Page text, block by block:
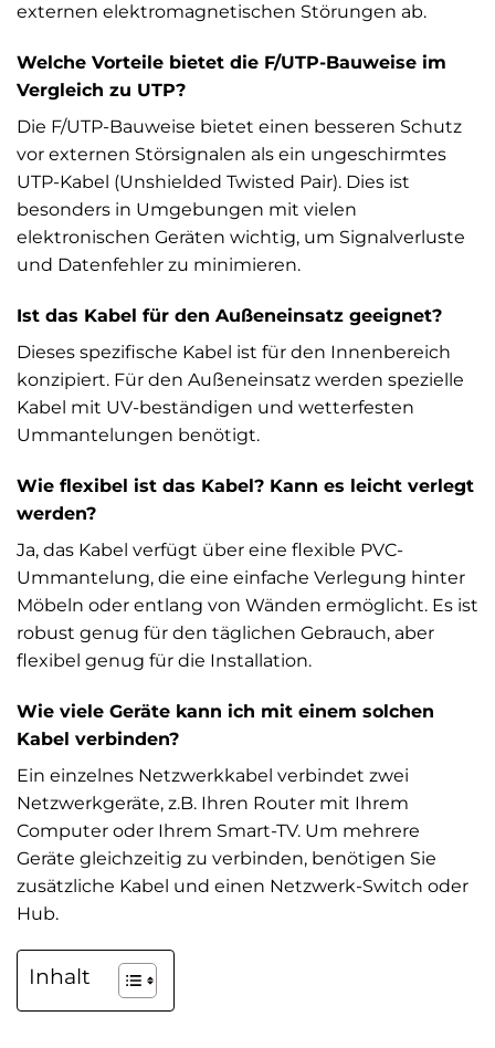
externen elektromagnetischen Störungen ab.
Welche Vorteile bietet die F/UTP-Bauweise im
Vergleich zu UTP?
Die F/UTP-Bauweise bietet einen besseren Schutz
vor externen Störsignalen als ein ungeschirmtes
UTP-Kabel (Unshielded Twisted Pair). Dies ist
besonders in Umgebungen mit vielen
elektronischen Geräten wichtig, um Signalverluste
und Datenfehler zu minimieren.
Ist das Kabel für den Außeneinsatz geeignet?
Dieses spezifische Kabel ist für den Innenbereich
konzipiert. Für den Außeneinsatz werden spezielle
Kabel mit UV-beständigen und wetterfesten
Ummantelungen benötigt.
Wie flexibel ist das Kabel? Kann es leicht verlegt
werden?
Ja, das Kabel verfügt über eine flexible PVC-
Ummantelung, die eine einfache Verlegung hinter
Möbeln oder entlang von Wänden ermöglicht. Es ist
robust genug für den täglichen Gebrauch, aber
flexibel genug für die Installation.
Wie viele Geräte kann ich mit einem solchen
Kabel verbinden?
Ein einzelnes Netzwerkkabel verbindet zwei
Netzwerkgeräte, z.B. Ihren Router mit Ihrem
Computer oder Ihrem Smart-TV. Um mehrere
Geräte gleichzeitig zu verbinden, benötigen Sie
zusätzliche Kabel und einen Netzwerk-Switch oder
Hub.
Inhalt